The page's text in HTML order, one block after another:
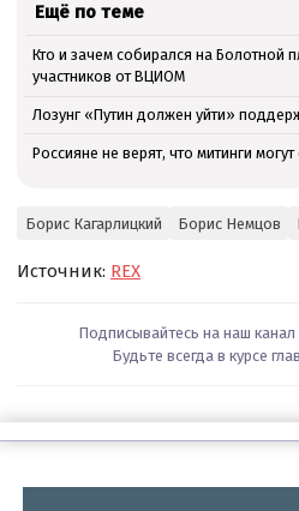
Ещё по теме
Кто и зачем собирался на Болотной
участников от ВЦИОМ
Лозунг «Путин должен уйти»
Россияне не верят, что митинги
Борис Кагарлицкий Борис Немцов
Источник: REX
Подписывайтесь на наш канал
Будьте всегда в курсе